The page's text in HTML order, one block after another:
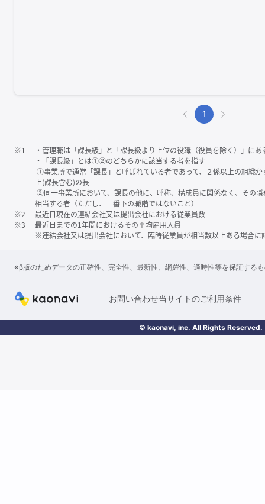
1
※1
・管理職は「課⻑級」と「課⻑級より上位の役職（役員を除く）」に
・「課⻑級」とは①②のどちらかに該当する者を指す
①事業所で通常「課⻑」と呼ばれている者であって、２係以上の組織
上(課⻑含む)の⻑
②同一事業所において、課⻑の他に、呼称、構成員に関係なく、その
相当する者（ただし、一番下の職階ではないこと）
※2
最近日現在の連結会社又は提出会社における従業員数
※3
最近日までの1年間におけるその平均雇用人員
※連結会社又は提出会社において、臨時従業員が相当数以上ある場合に
※β版のためデータの正確性、完全性、最新性、網羅性、適時性等を保証する
お問い合わせ当サイトのご利用条件
© kaonavi, inc. All Rights Reserved.